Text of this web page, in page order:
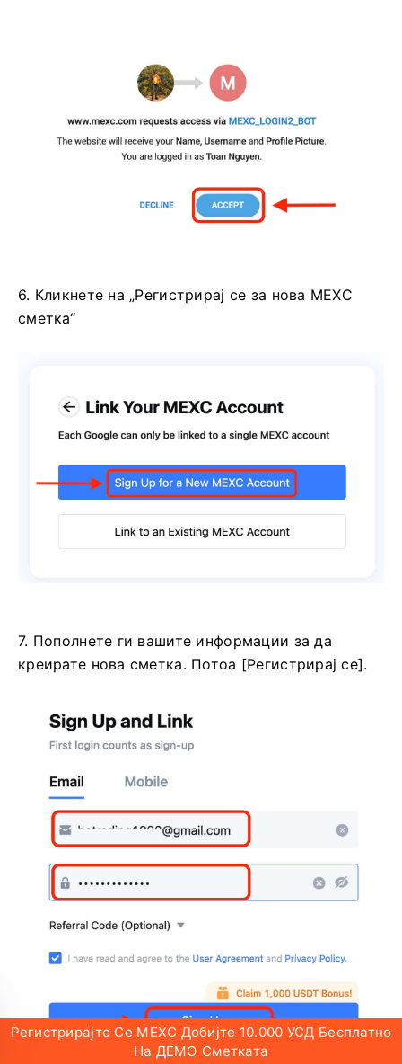
6. Кликнете на „Регистрирај се за нова MEXC
сметка“
7. Пополнете ги вашите информации за да
креирате нова сметка. Потоа [Регистрирај се].
Регистрирајте Се MEXC Добијте 10.000 УСД Бесплатно
На ДЕМО Сметката